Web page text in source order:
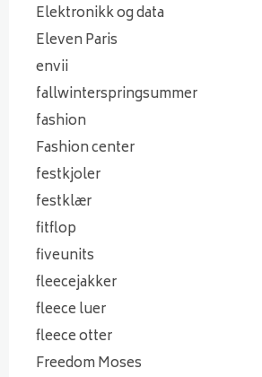
Elektronikk og data
Eleven Paris
envii
fallwinterspringsummer
fashion
Fashion center
festkjoler
festklær
fitflop
fiveunits
fleecejakker
fleece luer
fleece otter
Freedom Moses